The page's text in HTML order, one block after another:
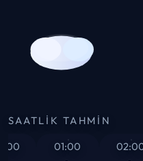
SAATLIK TAHMIN
01:00 02:00